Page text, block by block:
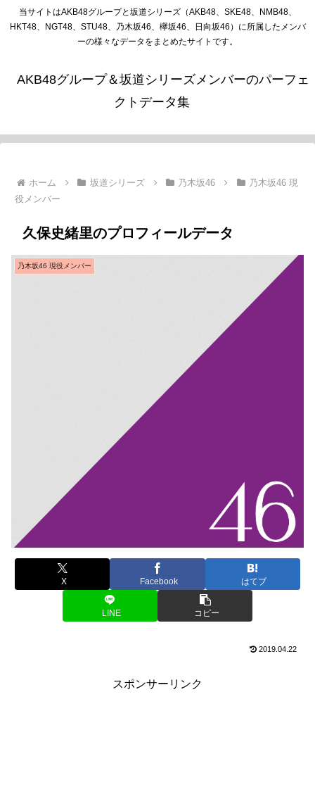
当サイトはAKB48グループと坂道シリーズ（AKB48、SKE48、NMB48、
HKT48、NGT48、STU48、乃木坂46、欅坂46、日向坂46）に所属したメンバ
ーの様々なデータをまとめたサイトです。
AKB48グループ＆坂道シリーズメンバーのパーフェ
クトデータ集
ホーム 坂道シリーズ 乃木坂46
乃木坂46 現
役メンバー
久保史緒里のプロフィールデータ
乃木坂46 現役メンバー
X Facebook はてブ
LINE コピー
2019.04.22
スポンサーリンク